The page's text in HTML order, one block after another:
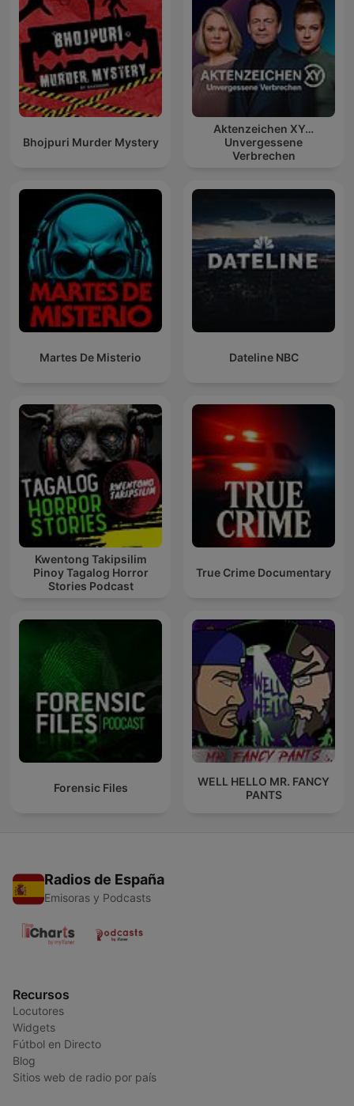
Bhojpuri Murder Mystery
Aktenzeichen XY…
Unvergessene
Verbrechen
Martes De Misterio Dateline NBC
Kwentong Takipsilim
Pinoy Tagalog Horror
Stories Podcast
True Crime Documentary
Forensic Files
WELL HELLO MR. FANCY
PANTS
Radios de España
Emisoras y Podcasts
Recursos
Locutores
Widgets
Fútbol en Directo
Blog
Sitios web de radio por país